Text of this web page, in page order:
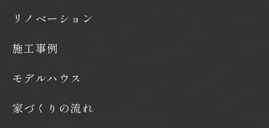
リノベーション
施工事例
モデルハウス
家づくりの流れ